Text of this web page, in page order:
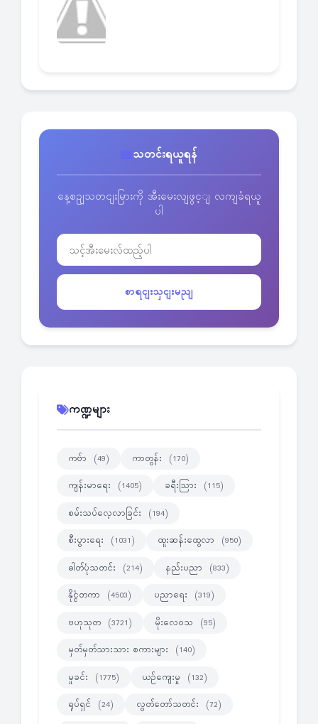
သတင်းရယူရန်
နေ့စဥျသတငျးမြားကို အီးမေးလျဖွင့ျ လကျခံရယူ
ပါ
စာရငျးသှငျးမညျ
ကဏ္ဍများ
ကဗ်ာ (49) ကာတွန်း (170)
ကျန်းမာရေး (1405) ခရီးသြား (115)
စမ်းသပ်လေ့လာခြင်း (194)
စီးပွားရေး (1031) ထူးဆန်းထွေလာ (950)
ဓါတ်ပုံသတင်း (214) နည်းပညာ (833)
နိုင္ငံတကာ (4503) ပညာရေး (319)
ဗဟုသုတ (3721) မိုးလေဝသ (95)
မှတ်မှတ်သားသား စကားများ (140)
မှုခင်း (1775) ယဉ်ကျေးမှု (132)
ရုပ်ရှင် (24) လွတ်တော်သတင်း (72)